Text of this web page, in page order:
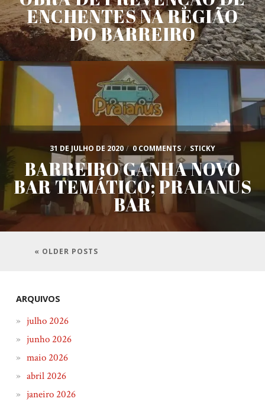
ENCHENTES NA REGIÃO
DO BARREIRO
31 DE JULHO DE 2020 / 0 COMMENTS / STICKY
BARREIRO GANHA NOVO
BAR TEMÁTICO; PRAIANUS
BAR
« OLDER POSTS
ARQUIVOS
julho 2026
junho 2026
maio 2026
abril 2026
janeiro 2026